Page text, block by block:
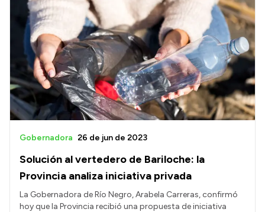
Solución al vertedero de Bariloche: la
Provincia analiza iniciativa privada
Gobernadora 26 de jun de 2023
La Gobernadora de Río Negro, Arabela Carreras, confirmó
hoy que la Provincia recibió una propuesta de iniciativa